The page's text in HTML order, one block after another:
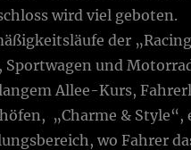
wird viel geboten.
der
Sportwagen und
Allee-Kurs,
„Charme & Style“,
wo Fahrer